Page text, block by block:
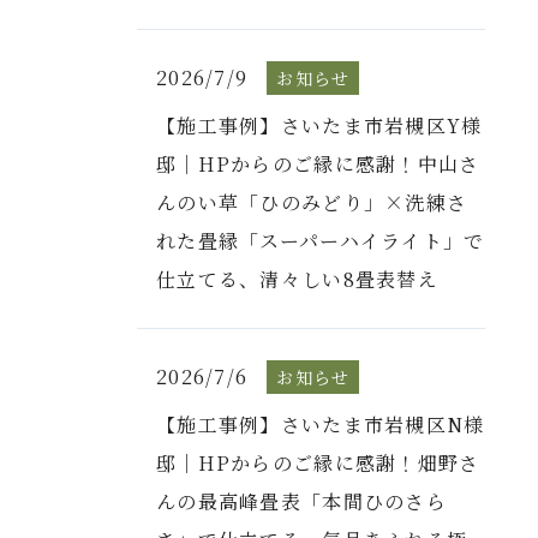
2026/7/9 お知らせ
【施工事例】さいたま市岩槻区Y様
邸｜HPからのご縁に感謝！中山さ
んのい草「ひのみどり」×洗練さ
れた畳縁「スーパーハイライト」で
仕立てる、清々しい8畳表替え
2026/7/6 お知らせ
【施工事例】さいたま市岩槻区N様
邸｜HPからのご縁に感謝！畑野さ
んの最高峰畳表「本間ひのさら